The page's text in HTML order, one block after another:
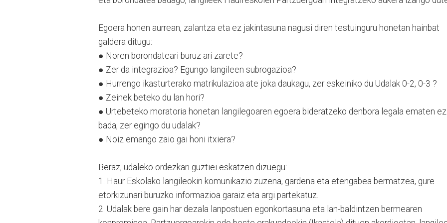
Egoera honen aurrean, zalantza eta ez jakintasuna nagusi diren testuinguru honetan hainbat
galdera ditugu:
● Noren borondateari buruz ari zarete?
● Zer da integrazioa? Egungo langileen subrogazioa?
● Hurrengo ikasturterako matrikulazioa ate joka daukagu, zer eskeiniko du Udalak 0-2, 0-3 ?
● Zeinek beteko du lan hori?
● Urtebeteko moratoria honetan langilegoaren egoera bideratzeko denbora legala ematen ez
bada, zer egingo du udalak?
● Noiz emango zaio gai honi itxiera?
Beraz, udaleko ordezkari guztiei eskatzen dizuegu:
1. Haur Eskolako langileokin komunikazio zuzena, gardena eta etengabea bermatzea, gure
etorkizunari buruzko informazioa garaiz eta argi partekatuz.
2. Udalak bere gain har dezala lanpostuen egonkortasuna eta lan-baldintzen bermearen